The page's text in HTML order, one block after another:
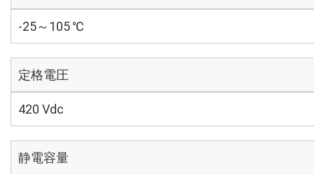
-25～105 ℃
定格電圧
420 Vdc
静電容量